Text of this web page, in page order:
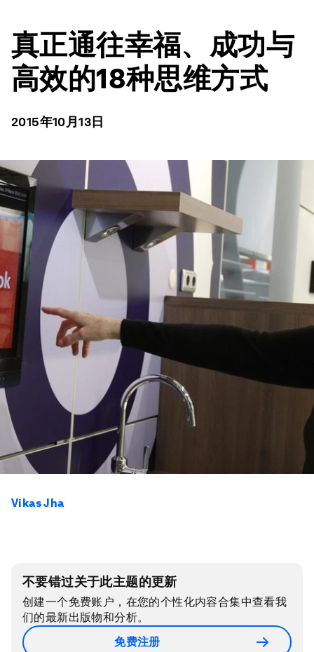
真正通往幸福、成功与
高效的18种思维方式
2015年10月13日
Vikas Jha
不要错过关于此主题的更新
创建一个免费账户，在您的个性化内容合集中查看我
们的最新出版物和分析。
免费注册